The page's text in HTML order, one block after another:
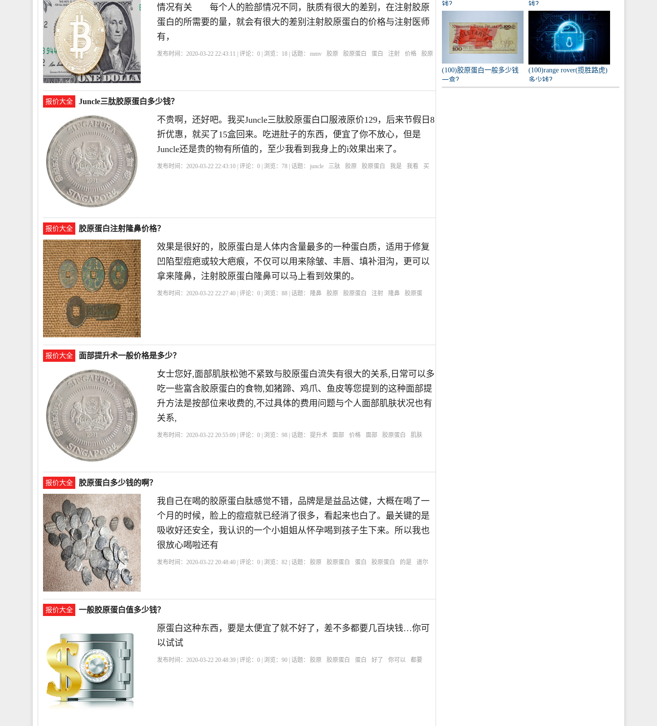
情况有关 每个人的脸部情况不同，肤质有很大的差别，在注射胶原
蛋白的所需要的量，就会有很大的差别注射胶原蛋白的价格与注射医师
有，
发布时间：2020-03-22 22:43:11 | 评论：0 | 浏览： 18 | 话题： mmv 胶原 胶原蛋白 蛋白 注射 价格
胶原
报价大全 Juncle三肽胶原蛋白多少钱？
不贵啊，还好吧。我买Juncle三肽胶原蛋白口服液原价129，后来节假日8
折优惠，就买了15盒回来。吃进肚子的东西，便宜了你不放心，但是
Juncle还是贵的物有所值的，至少我看到我身上的i效果出来了。
发布时间：2020-03-22 22:43:10 | 评论：0 | 浏览： 78 | 话题： juncle 三肽 胶原 胶原蛋白 我是 我看
买
报价大全 胶原蛋白注射隆鼻价格？
效果是很好的，胶原蛋白是人体内含量最多的一种蛋白质，适用于修复
凹陷型痘疤或较大疤痕，不仅可以用来除皱、丰唇、填补泪沟，更可以
拿来隆鼻，注射胶原蛋白隆鼻可以马上看到效果的。
发布时间：2020-03-22 22:27:40 | 评论：0 | 浏览：88 | 话题： 隆鼻 胶原 胶原蛋白 注射 隆鼻
胶原蛋
报价大全 面部提升术一般价格是多少？
女士您好,面部肌肤松弛不紧致与胶原蛋白流失有很大的关系,日常可以多
吃一些富含胶原蛋白的食物,如猪蹄、鸡爪、鱼皮等您提到的这种面部提
升方法是按部位来收费的,不过具体的费用问题与个人面部肌肤状况也有
关系,
发布时间：2020-03-22 20:55:09 | 评论：0 | 浏览：98 | 话题： 提升术 面部 价格 面部 胶原蛋白 肌肤
报价大全 胶原蛋白多少钱的啊？
我自己在喝的胶原蛋白肽感觉不错，品牌是是益品达健，大概在喝了一
个月的时候，脸上的痘痘就已经消了很多，看起来也白了。最关键的是
吸收好还安全，我认识的一个小姐姐从怀孕喝到孩子生下来。所以我也
很放心喝啦还有
发布时间：2020-03-22 20:48:40 | 评论：0 | 浏览：82 | 话题： 胶原 胶原蛋白 蛋白 胶原蛋白 的是
道尔
报价大全 一般胶原蛋白值多少钱？
原蛋白这种东西，要是太便宜了就不好了，差不多都要几百块钱…你可
以试试
发布时间：2020-03-22 20:48:39 | 评论：0 | 浏览：90 | 话题： 胶原 胶原蛋白 蛋白 好了 你可以 都要
钱？
钱？
(100)胶原蛋白一般多少钱
一盒？
(100)range rover(揽胜路虎)
多少钱？